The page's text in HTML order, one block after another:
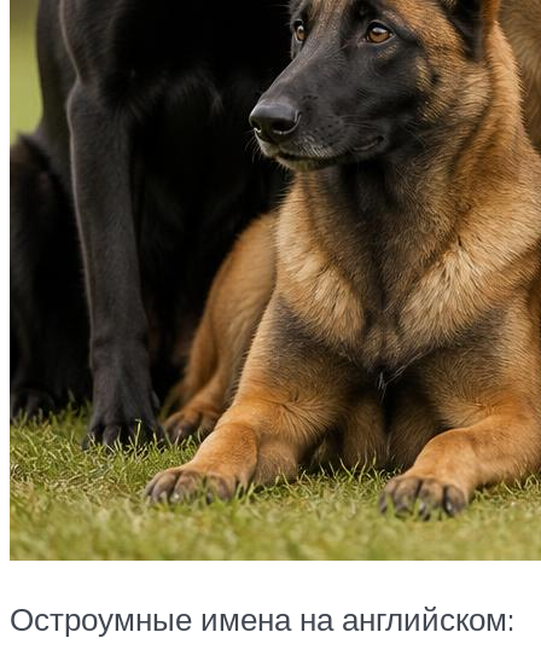
Остроумные имена на английском: